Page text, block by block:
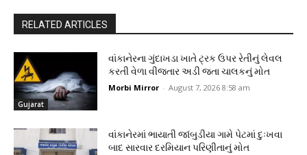
RELATED ARTICLES
Gujarat
વાંકાનેરના ગુંદાખડા ખાતે ટ્રક ઉપર રેતીનું લેવલ
કરતી વેળા વીજતાર અડી જતા ચાલકનું મોત
Morbi Mirror - August 7, 2026 8:58 am
વાંકાનેરમાં ભાયાતી જાંબુડીયા ગામે પેટમાં દુઃખવા
બાદ સારવાર દરમિયાન પરિણીતાનું મોત